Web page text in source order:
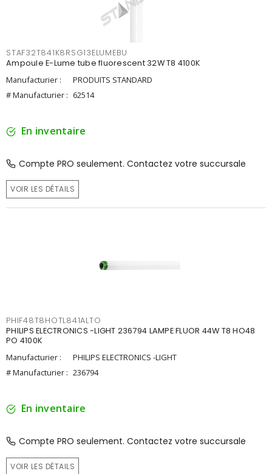
STAF32T841K8RSG13ELUMEBU
Ampoule E-Lume tube fluorescent 32W T8 4100K
Manufacturier :
PRODUITS STANDARD
# Manufacturier : 62514
En inventaire
Compte PRO seulement. Contactez votre succursale
VOIR LES DÉTAILS
PHIF48T8HOTL841ALTO
PHILIPS ELECTRONICS -LIGHT 236794 LAMPE FLUOR 44W T8 HO48
PO 4100K
Manufacturier :
PHILIPS ELECTRONICS -LIGHT
# Manufacturier : 236794
En inventaire
Compte PRO seulement. Contactez votre succursale
VOIR LES DÉTAILS